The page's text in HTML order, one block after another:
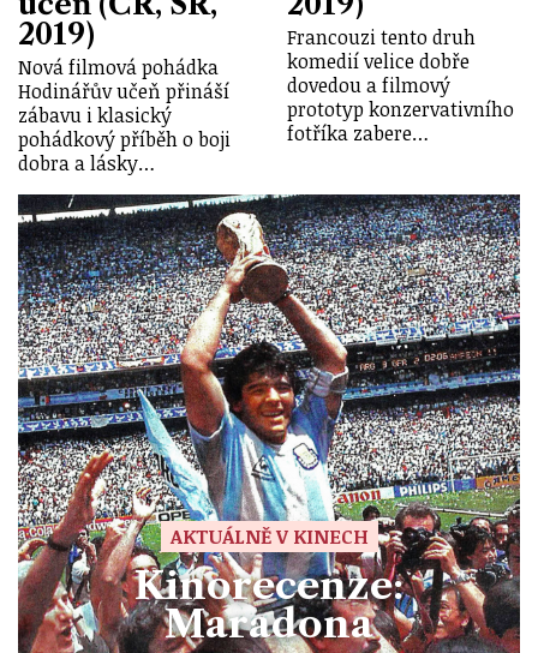
2019)
Nová filmová pohádka
Hodinářův učeň přináší
zábavu i klasický
pohádkový příběh o boji
dobra a lásky…
Francouzi tento druh
komedií velice dobře
dovedou a filmový
prototyp konzervativního
fotříka zabere…
AKTUÁLNĚ V KINECH
Kinorecenze:
Maradona